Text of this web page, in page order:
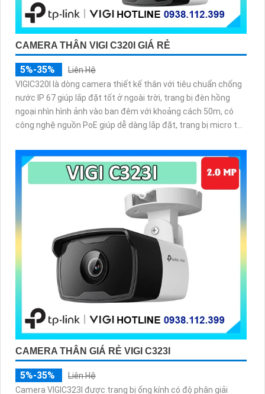
CAMERA THÂN VIGI C320I GIÁ RẺ
5%-35%
Liên Hệ
VIGIC320I là dòng camera thiết kế thân với tiêu chuẩn chống
nước IP 67 giúp lắp đặt tốt ở ngoài trời, trang bị đèn hồng
ngoại nhìn hình ảnh vào ban đêm với khoảng cách 50m, có
công nghệ nguồn PoE giúp dễ dàng lắp đặt, trang bị micro thu
CAMERA THÂN GIÁ RẺ VIGI C323I
5%-35%
Liên Hệ
Camera VIGIC323I được trang bị ống kính có độ phân giải